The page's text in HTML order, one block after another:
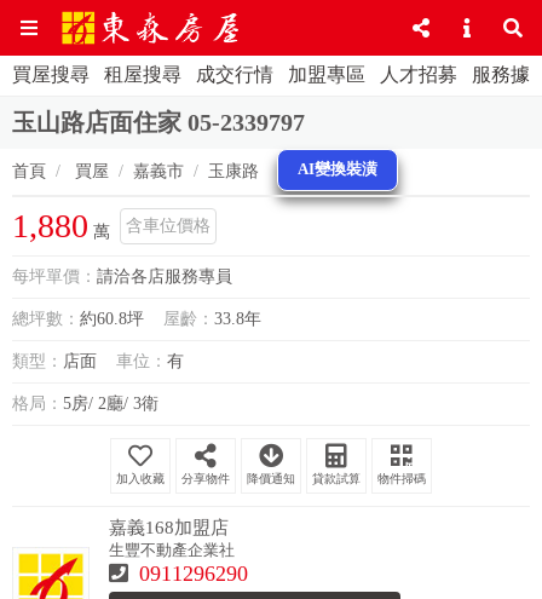
買屋搜尋 租屋搜尋 成交行情 加盟專區 人才招募 服務據
玉山路店面住家 05-2339797
首頁 買屋 嘉義市 玉康路 AI變換裝潢
1,880 萬 含車位價格
每坪單價： 請洽各店服務專員
總坪數： 約60.8坪 屋齡： 33.8年
類型： 店面 車位： 有
格局： 5房/ 2廳/ 3衛
分享物件 降價通知 貸款試算 物件掃碼
嘉義168加盟店
生豐不動產企業社
0911296290